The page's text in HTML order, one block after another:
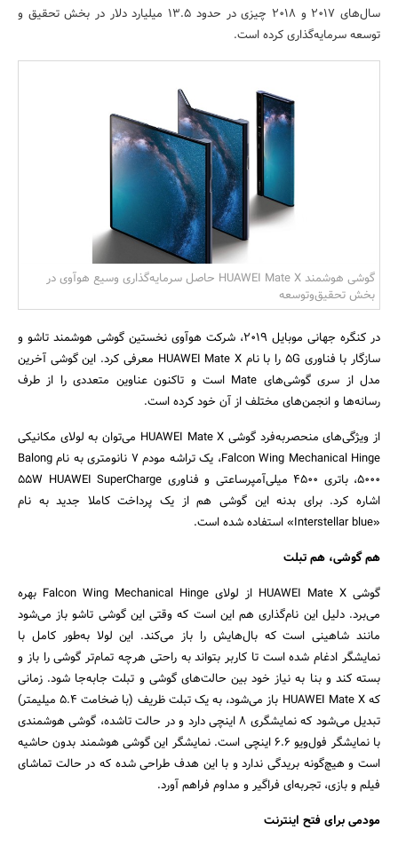
بانک، بیمه و سرمایه
مسکن و ساختمان
جستجو
سال‌های ۲۰۱۷ و ۲۰۱۸ چیزی در حدود ۱۳.۵ میلیارد دلار در بخش تحقیق و
توسعه سرمایه‌گذاری کرده است.
گوشی هوشمند HUAWEI Mate X حاصل سرمایه‌‌گذاری وسیع هوآوی در
بخش تحقیق‌وتوسعه
در کنگره جهانی موبایل ۲۰۱۹، شرکت هوآوی نخستین گوشی هوشمند تاشو و
سازگار با فناوری 5G را با نام HUAWEI Mate X معرفی کرد. این گوشی آخرین
مدل از سری گوشی‌های Mate است و تاکنون عناوین متعددی را از طرف
رسانه‌ها و انجمن‌های مختلف از آن خود کرده است.
از ویژگی‌های منحصربه‌فرد گوشی HUAWEI Mate X می‌توان به لولای مکانیکی
Falcon Wing Mechanical Hinge، یک تراشه مودم ۷ نانومتری به نام Balong
5000، باتری ۴۵۰۰ میلی‌آمپرساعتی و فناوری 55W HUAWEI SuperCharge
اشاره کرد. برای بدنه این گوشی هم از یک پرداخت کاملا جدید به نام
«Interstellar blue» استفاده شده است.
هم گوشی، هم تبلت
گوشی HUAWEI Mate X از لولای Falcon Wing Mechanical Hinge بهره
می‌برد. دلیل این نام‌گذاری هم این است که وقتی این گوشی تاشو باز می‌شود
مانند شاهینی است که بال‌هایش را باز می‌کند. این لولا به‌طور کامل با
نمایشگر ادغام شده است تا کاربر بتواند به راحتی هرچه تمام‌تر گوشی را باز و
بسته کند و بنا به نیاز خود بین حالت‌های گوشی و تبلت جابه‌جا شود. زمانی
که HUAWEI Mate X باز می‌شود، به یک تبلت ظریف (با ضخامت ۵.۴ میلیمتر)
تبدیل می‌شود که نمایشگری ۸ اینچی دارد و در حالت تاشده، گوشی هوشمندی
با نمایشگر فول‌ویو ۶.۶ اینچی است. نمایشگر این گوشی هوشمند بدون حاشیه
است و هیچ‌گونه بریدگی ندارد و با این هدف طراحی شده که در حالت تماشای
فیلم و بازی، تجربه‌ای فراگیر و مداوم فراهم آورد.
مودمی برای فتح اینترنت